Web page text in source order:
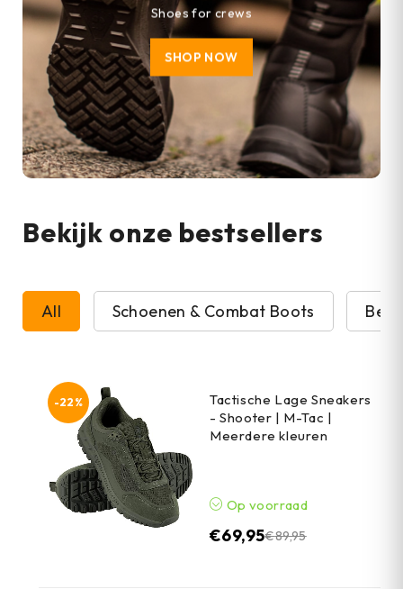
Shoes for crews
SHOP NOW
Bekijk onze bestsellers
All Schoenen & Combat Boots
-22%
Tactische Lage Sneakers
- Shooter | M-Tac |
Meerdere kleuren
Op voorraad
€89,95
€69,95